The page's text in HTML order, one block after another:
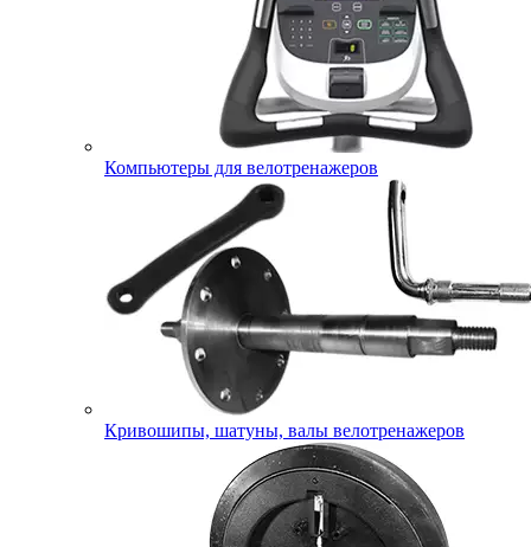
Компьютеры для велотренажеров
Кривошипы, шатуны, валы велотренажеров